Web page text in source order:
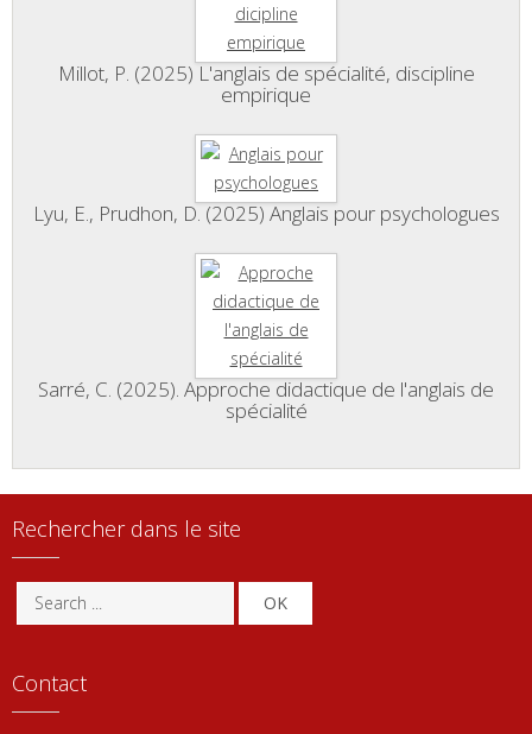
Millot, P. (2025) L'anglais de spécialité, discipline
empirique
Lyu, E., Prudhon, D. (2025) Anglais pour psychologues
Sarré, C. (2025). Approche didactique de l'anglais de
spécialité
Rechercher dans le site
OK
Contact